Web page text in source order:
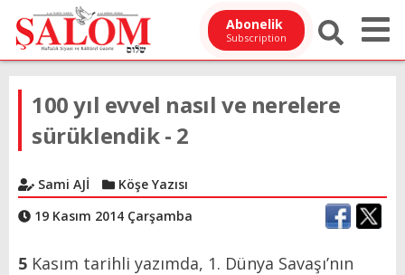
Abonelik
Subscription
100 yıl evvel nasıl ve nerelere
sürüklendik - 2
Sami AJİ
Köşe Yazısı
19 Kasım 2014 Çarşamba
5 Kasım tarihli yazımda, 1. Dünya Savaşı’nın